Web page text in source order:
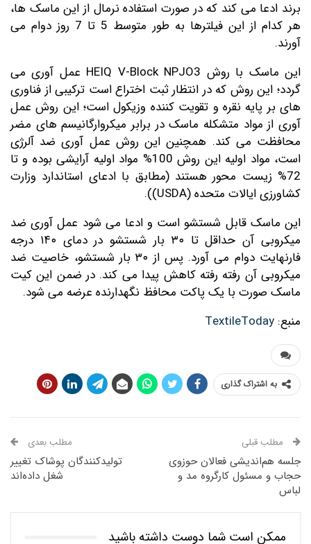
برند ادعا می کند که در صورت استفاده نرمال از این ماسک ها،
هر کدام از این فیلترها به طور متوسط 5 تا 7 روز دوام می
آورند.
این ماسک با روش HEIQ V-Block NPJO3 عمل آوری می
گردد؛ این روش که در انتظار ثبت اختراع است ترکیبی از فناوری
های بر پایه نقره و تقویت کننده وزیکول است؛ این روش عمل
آوری از مواد متشکله ماسک در برابر میکروارگانیسم های مضر
محافظت می کند. همچنین این روش عمل آوری ضد آلرژی
است، مواد اولیه این روش 100% مواد اولیه آرایشی بوده و تا
72% زیست محور هستند (مطابق با ادعای استاندارد وزارت
کشاورزی ایالات متحده (USDA)).
این ماسک قابل شستشو است و ادعا می شود عمل آوری ضد
میکروبی آن حداقل تا ۳۰ بار شستشو در دمای ۱۴۰ درجه
فارنهایت دوام می آورد. پس از ۳۰ بار شستشو، خاصیت ضد
میکروبی آن رفته رفته کاهش پیدا می کند. در ضمن این کیت
ماسک صورت با یک پاکت محافظ نگهدارنده عرضه می شود.
منبع: TextileToday
به اشتراک گذاری
مطلب قبلی
جلسه هم‌اندیشی فعالان حوزوی
حجاب و مسئول کارگروه مد و
لباس
مطلب بعدی
تولیدکنندگان پوشاک تغییر
شغل داده‌اند
ممکن است شما دوست داشته باشید